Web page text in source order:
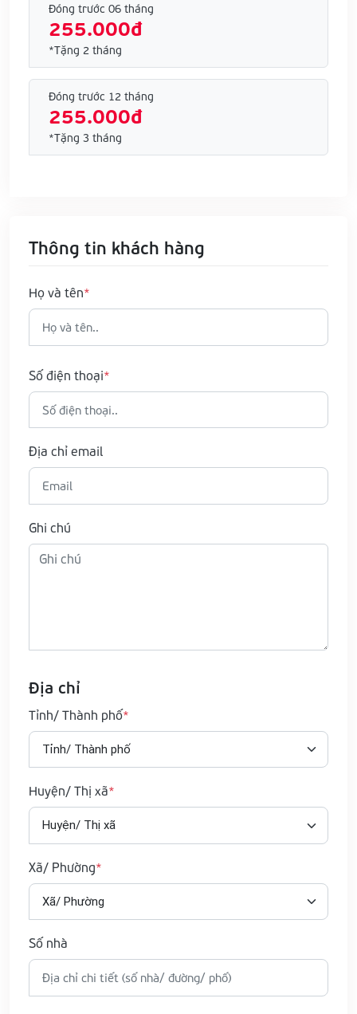
Đóng trước 06 tháng
255.000đ
*Tặng 2 tháng
Đóng trước 12 tháng
255.000đ
*Tặng 3 tháng
Thông tin khách hàng
Họ và tên
Số điện thoại
Địa chỉ email
Ghi chú
Địa chỉ
Tỉnh/ Thành phố
Huyện/ Thị xã
Xã/ Phường
Số nhà